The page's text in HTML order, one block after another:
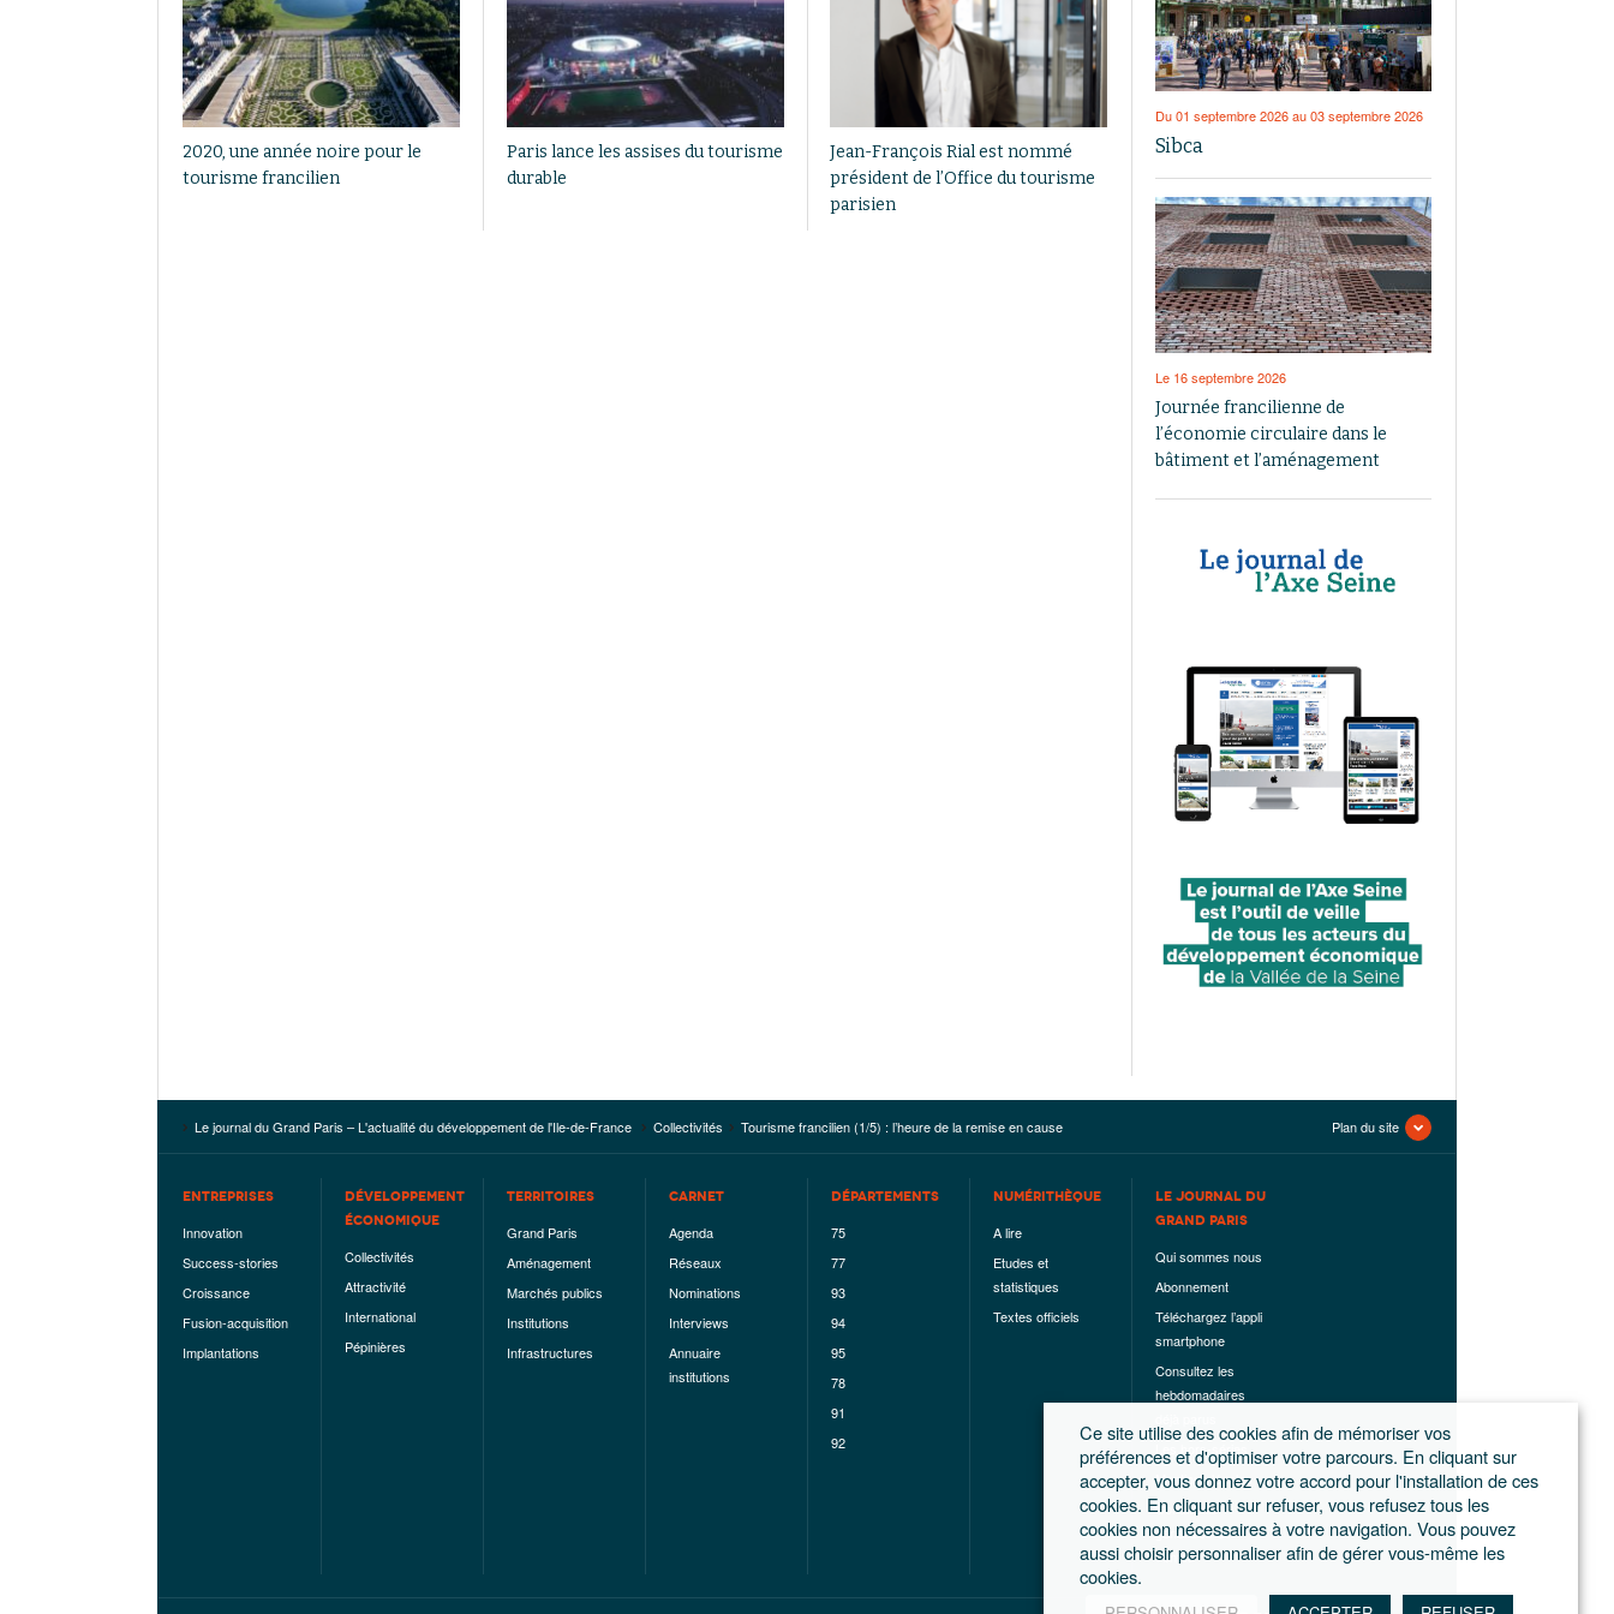
2020, une année noire pour le
tourisme francilien
Paris lance les assises du tourisme
durable
Jean-François Rial est nommé
président de l’Office du tourisme
parisien
Du 01 septembre 2026 au 03 septembre 2026
Sibca
Le 16 septembre 2026
Journée francilienne de
l’économie circulaire dans le
bâtiment et l’aménagement
Le journal du Grand Paris – L'actualité du développement de l'Ile-de-France Collectivités Tourisme francilien (1/5) : l’heure de la remise en cause Plan du site
ENTREPRISES
Innovation
Success-stories
Croissance
Fusion-acquisition
Implantations
DÉVELOPPEMENT
ÉCONOMIQUE
Collectivités
Attractivité
International
Pépinières
TERRITOIRES
Grand Paris
Aménagement
Marchés publics
Institutions
Infrastructures
CARNET
Agenda
Réseaux
Nominations
Interviews
Annuaire
institutions
DÉPARTEMENTS
75
77
93
94
95
78
91
92
NUMÉRITHÈQUE
A lire
Etudes et
statistiques
Textes officiels
LE JOURNAL DU
GRAND PARIS
Qui sommes nous
Abonnement
Téléchargez l’appli
smartphone
Consultez les
hebdomadaires
Les hors-séries
Mentions légales
Conditions
générales de
ventes
Ce site utilise des cookies afin de mémoriser vos
préférences et d'optimiser votre parcours. En cliquant sur
accepter, vous donnez votre accord pour l'installation de ces
cookies. En cliquant sur refuser, vous refusez tous les
cookies non nécessaires à votre navigation. Vous pouvez
aussi choisir personnaliser afin de gérer vous-même les
cookies.